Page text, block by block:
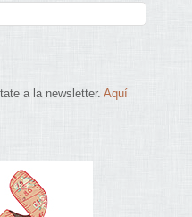
a la newsletter.Aquí